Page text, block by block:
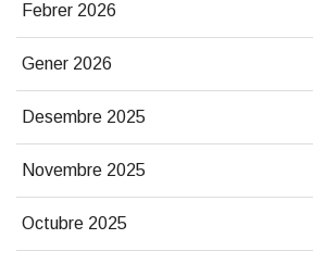
Febrer 2026
Gener 2026
Desembre 2025
Novembre 2025
Octubre 2025